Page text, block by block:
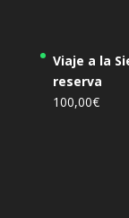
Viaje a la
reserva
100,00€